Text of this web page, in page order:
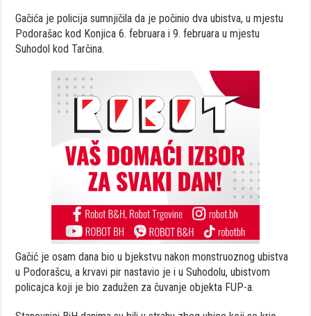
Gačića je policija sumnjičila da je počinio dva ubistva, u mjestu
Podorašac kod Konjica 6. februara i 9. februara u mjestu
Suhodol kod Tarčina.
Gačić je osam dana bio u bjekstvu nakon monstruoznog ubistva
u Podorašcu, a krvavi pir nastavio je i u Suhodolu, ubistvom
policajca koji je bio zadužen za čuvanje objekta FUP-a.